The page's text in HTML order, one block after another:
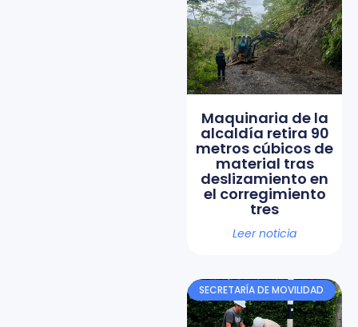
Maquinaria de la
alcaldía retira 90
metros cúbicos de
material tras
deslizamiento en
el corregimiento
tres
Leer noticia
SECRETARÍA DE MOVILIDAD